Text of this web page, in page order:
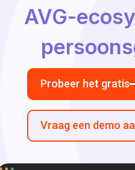
AVG-
Probeer het gratis
Vraag een demo